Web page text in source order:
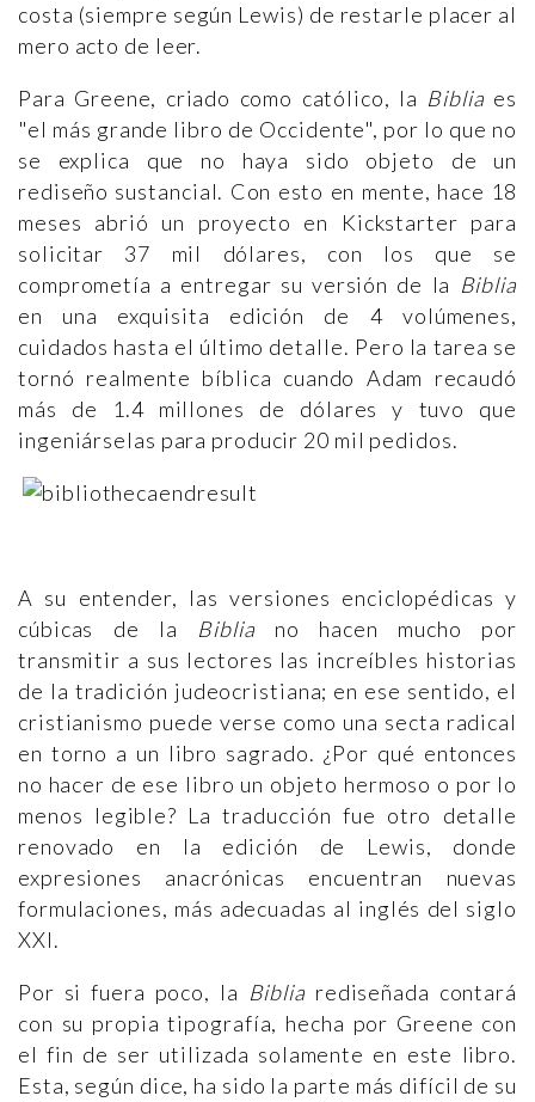
costa (siempre según Lewis) de restarle placer al
mero acto de leer.
Para Greene, criado como católico, la Biblia es
"el más grande libro de Occidente", por lo que no
se explica que no haya sido objeto de un
rediseño sustancial. Con esto en mente, hace 18
meses abrió un proyecto en Kickstarter para
solicitar 37 mil dólares, con los que se
comprometía a entregar su versión de la Biblia
en una exquisita edición de 4 volúmenes,
cuidados hasta el último detalle. Pero la tarea se
tornó realmente bíblica cuando Adam recaudó
más de 1.4 millones de dólares y tuvo que
ingeniárselas para producir 20 mil pedidos.
A su entender, las versiones enciclopédicas y
cúbicas de la Biblia no hacen mucho por
transmitir a sus lectores las increíbles historias
de la tradición judeocristiana; en ese sentido, el
cristianismo puede verse como una secta radical
en torno a un libro sagrado. ¿Por qué entonces
no hacer de ese libro un objeto hermoso o por lo
menos legible? La traducción fue otro detalle
renovado en la edición de Lewis, donde
expresiones anacrónicas encuentran nuevas
formulaciones, más adecuadas al inglés del siglo
XXI.
Por si fuera poco, la Biblia rediseñada contará
con su propia tipografía, hecha por Greene con
el fin de ser utilizada solamente en este libro.
Esta, según dice, ha sido la parte más difícil de su